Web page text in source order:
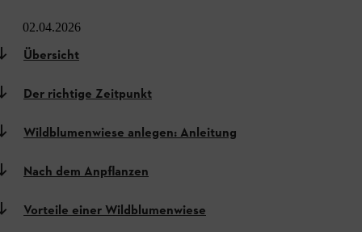
02.04.2026
Übersicht
Der richtige Zeitpunkt
Wildblumenwiese anlegen: Anleitung
Nach dem Anpflanzen
Vorteile einer Wildblumenwiese